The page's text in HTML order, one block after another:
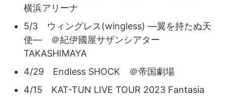
横浜アリーナ
5/3 ウィングレス(wingless) ―翼を持たぬ天
使― ＠紀伊國屋サザンシアター
TAKASHIMAYA
4/29 Endless SHOCK ＠帝国劇場
4/15 KAT-TUN LIVE TOUR 2023 Fantasia